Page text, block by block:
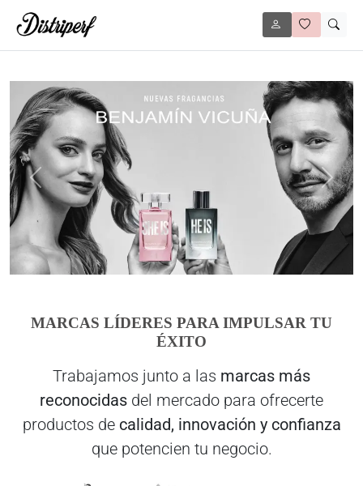
Anterior
MARCAS LÍDERES PARA IMPULSAR TU
ÉXITO
Trabajamos junto a las marcas más
reconocidas del mercado para ofrecerte
productos de calidad, innovación y confianza
que potencien tu negocio.